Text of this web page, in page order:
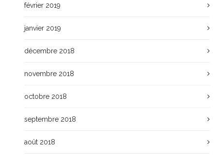
février 2019
janvier 2019
décembre 2018
novembre 2018
octobre 2018
septembre 2018
août 2018